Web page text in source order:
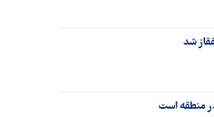
شد
منطقه است